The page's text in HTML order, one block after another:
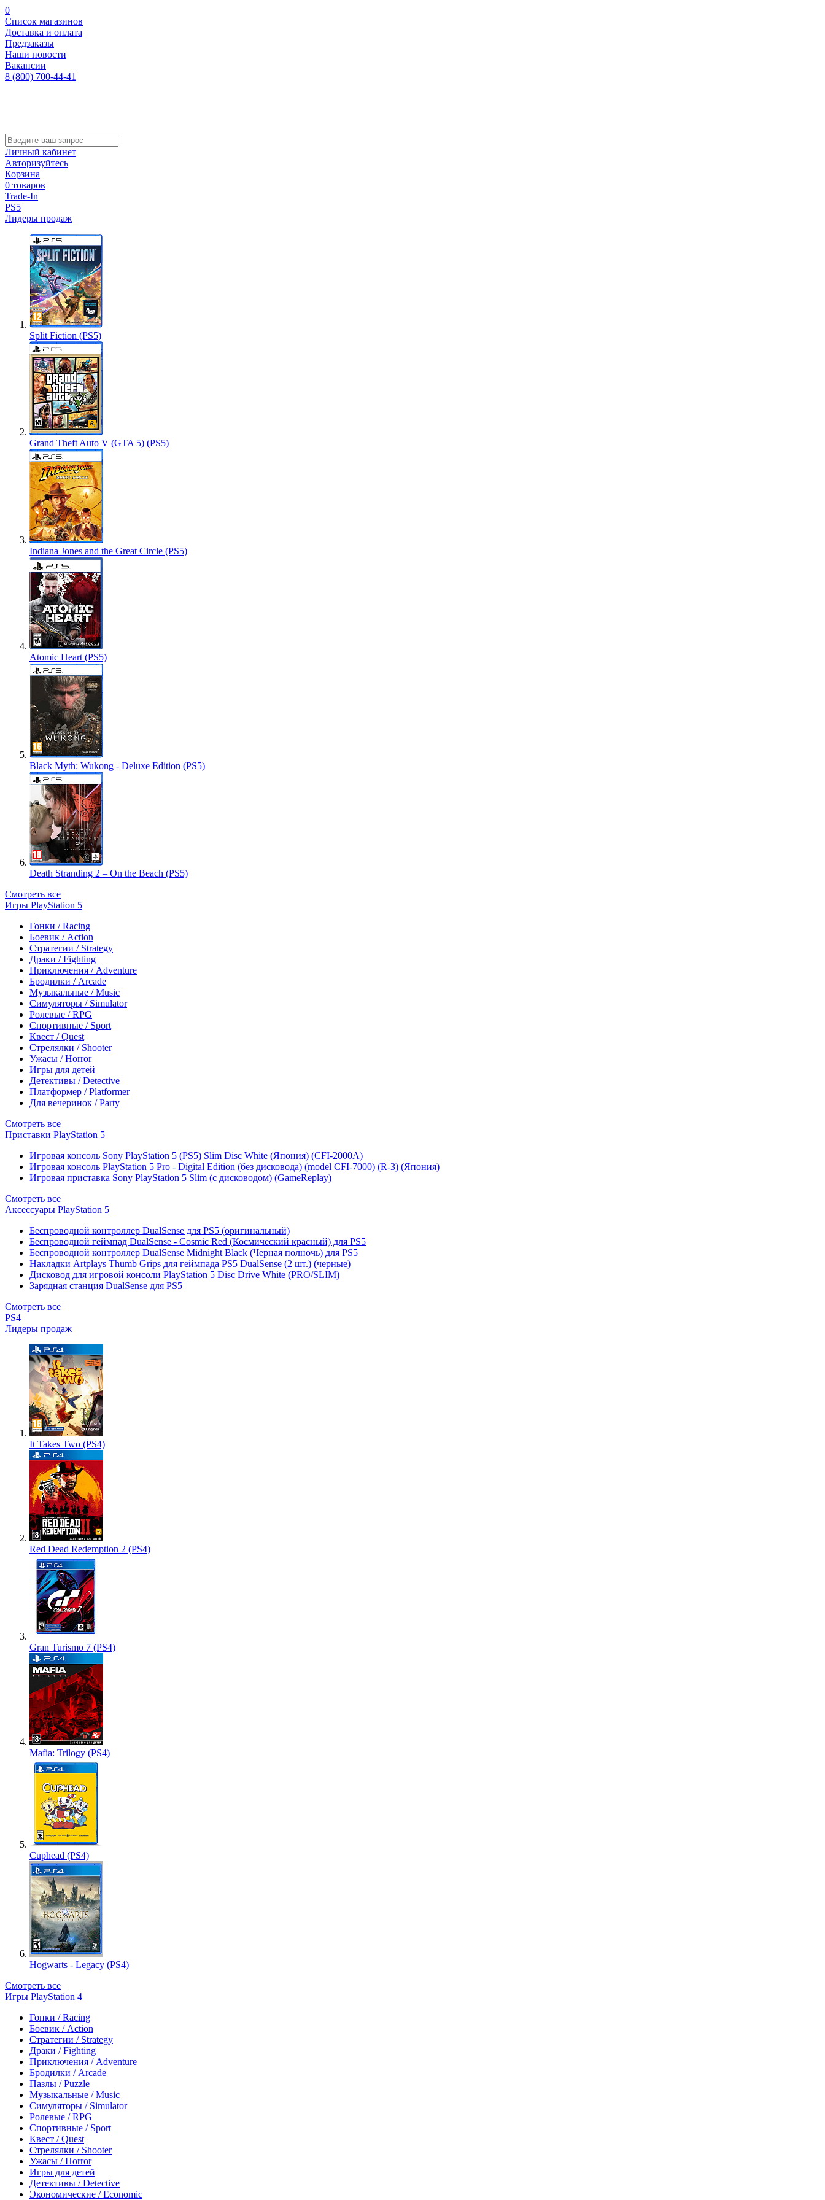
0
Список магазинов
Доставка и оплата
Предзаказы
Наши новости
Вакансии
8 (800) 700-44-41
Личный кабинет
Авторизуйтесь
Корзина
0 товаров
Trade-In
PS5
Лидеры продаж
Split Fiction (PS5)
Grand Theft Auto V (GTA 5) (PS5)
Indiana Jones and the Great Circle (PS5)
Atomic Heart (PS5)
Black Myth: Wukong - Deluxe Edition (PS5)
Death Stranding 2 – On the Beach (PS5)
Смотреть все
Игры PlayStation 5
Гонки / Racing
Боевик / Action
Стратегии / Strategy
Драки / Fighting
Приключения / Adventure
Бродилки / Arcade
Музыкальные / Music
Симуляторы / Simulator
Ролевые / RPG
Спортивные / Sport
Квест / Quest
Стрелялки / Shooter
Ужасы / Horror
Игры для детей
Детективы / Detective
Платформер / Platformer
Для вечеринок / Party
Смотреть все
Приставки PlayStation 5
Игровая консоль Sony PlayStation 5 (PS5) Slim Disc White (Япония) (CFI-2000A)
Игровая консоль PlayStation 5 Pro - Digital Edition (без дисковода) (model CFI-7000) (R-3) (Япония)
Игровая приставка Sony PlayStation 5 Slim (с дисководом) (GameReplay)
Смотреть все
Аксессуары PlayStation 5
Беспроводной контроллер DualSense для PS5 (оригинальный)
Беспроводной геймпад DualSense - Cosmic Red (Космический красный) для PS5
Беспроводной контроллер DualSense Midnight Black (Черная полночь) для PS5
Накладки Artplays Thumb Grips для геймпада PS5 DualSense (2 шт.) (черные)
Дисковод для игровой консоли PlayStation 5 Disc Drive White (PRO/SLIM)
Зарядная станция DualSense для PS5
Смотреть все
PS4
Лидеры продаж
It Takes Two (PS4)
Red Dead Redemption 2 (PS4)
Gran Turismo 7 (PS4)
Mafia: Trilogy (PS4)
Cuphead (PS4)
Hogwarts - Legacy (PS4)
Смотреть все
Игры PlayStation 4
Гонки / Racing
Боевик / Action
Стратегии / Strategy
Драки / Fighting
Приключения / Adventure
Бродилки / Arcade
Пазлы / Puzzle
Музыкальные / Music
Симуляторы / Simulator
Ролевые / RPG
Спортивные / Sport
Квест / Quest
Стрелялки / Shooter
Ужасы / Horror
Игры для детей
Детективы / Detective
Экономические / Economic